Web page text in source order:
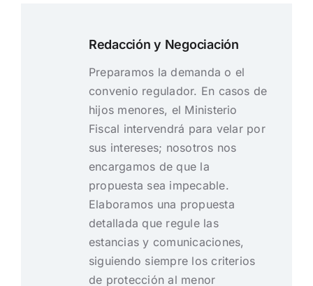
Redacción y Negociación
Preparamos la demanda o el
convenio regulador. En casos de
hijos menores, el Ministerio
Fiscal intervendrá para velar por
sus intereses; nosotros nos
encargamos de que la
propuesta sea impecable.
Elaboramos una propuesta
detallada que regule las
estancias y comunicaciones,
siguiendo siempre los criterios
de protección al menor